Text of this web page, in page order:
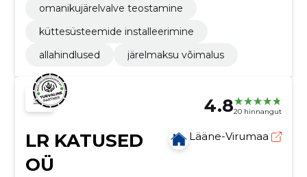
omanikujärelvalve teostamine
küttesüsteemide installeerimine
allahindlused
järelmaksu võimalus
4.820 hinnangut
LR KATUSED
OÜ
Lääne-Virumaa